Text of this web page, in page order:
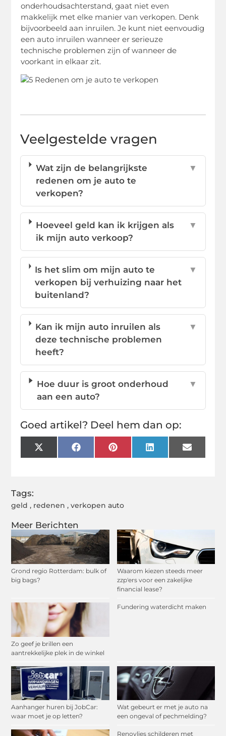
Meer Berichten
Grond regio Rotterdam: bulk of
big bags?
Waarom kiezen steeds meer
zzp'ers voor een zakelijke
financial lease?
Zo geef je brillen een
aantrekkelijke plek in de winkel
Fundering waterdicht maken
Aanhanger huren bij JobCar:
waar moet je op letten?
Wat gebeurt er met je auto na
een ongeval of pechmelding?
Renovlies schilderen met
onderhoudsachterstand, gaat niet even
makkelijk met elke manier van verkopen. Denk
bijvoorbeeld aan inruilen. Je kunt niet eenvoudig
een auto inruilen wanneer er serieuze
technische problemen zijn of wanneer de
voorkant in elkaar zit.
Veelgestelde vragen
Wat zijn de belangrijkste
redenen om je auto te
verkopen?
▼
Hoeveel geld kan ik krijgen als
ik mijn auto verkoop?
▼
Is het slim om mijn auto te
verkopen bij verhuizing naar het
buitenland?
▼
Kan ik mijn auto inruilen als
deze technische problemen
heeft?
▼
Hoe duur is groot onderhoud
aan een auto?
▼
Goed artikel? Deel hem dan op:
X
(Twitter)
FacebookPinterestLinkedInEmail
Tags:
geld , redenen ,verkopen auto